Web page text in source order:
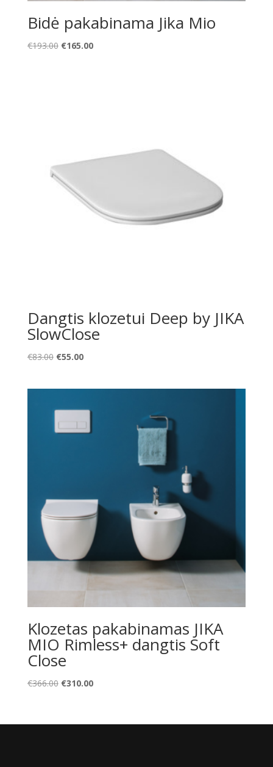
Bidė pakabinama Jika Mio
€193.00 Original
€165.00Current
Dangtis klozetui Deep by JIKA
SlowClose
€83.00 Original
€55.00Current
Klozetas pakabinamas JIKA
MIO Rimless+ dangtis Soft
Close
€366.00 Original
€366.00.
€310.00Current
€310.00.